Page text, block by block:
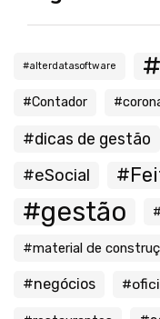
#alterdatasoftware
#Contador
#dicas de gestão
#eSocial
#gestão
#material de
#negócios